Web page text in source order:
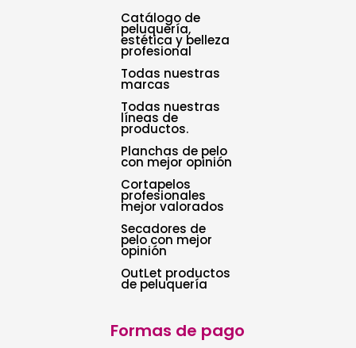
Catálogo de
peluquería,
estética y belleza
profesional
Todas nuestras
marcas
Todas nuestras
líneas de
productos.
Planchas de pelo
con mejor opinión
Cortapelos
profesionales
mejor valorados
Secadores de
pelo con mejor
opinión
OutLet productos
de peluquería
Formas de pago